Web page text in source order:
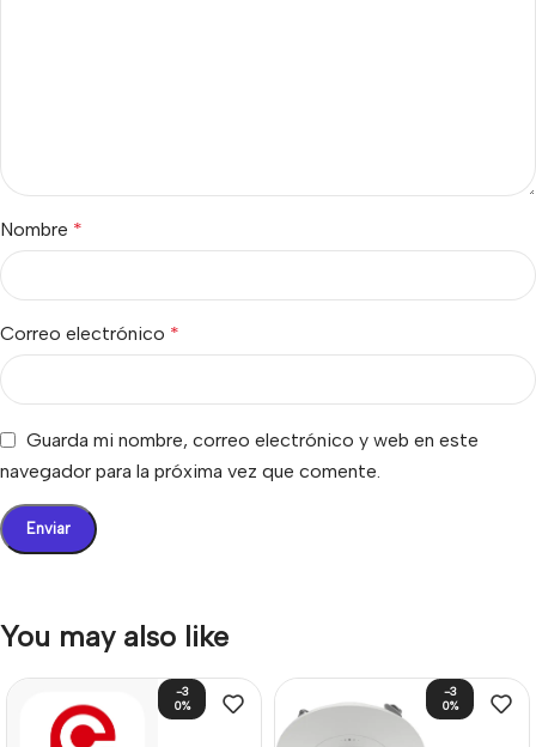
Nombre *
Correo electrónico *
Guarda mi nombre, correo electrónico y web en este
navegador para la próxima vez que comente.
You may also like
-3
0%
-3
0%